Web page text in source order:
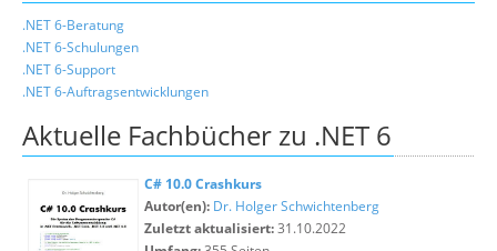
.NET 6-Beratung
.NET 6-Schulungen
.NET 6-Support
.NET 6-Auftragsentwicklungen
Aktuelle Fachbücher zu .NET 6
C# 10.0 Crashkurs
Autor(en): Dr. Holger Schwichtenberg
Zuletzt aktualisiert:31.10.2022